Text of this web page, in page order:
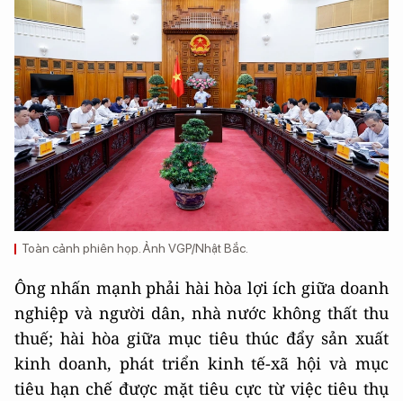
Toàn cảnh phiên họp. Ảnh VGP/Nhật Bắc.
Ông nhấn mạnh phải hài hòa lợi ích giữa doanh
nghiệp và người dân, nhà nước không thất thu
thuế; hài hòa giữa mục tiêu thúc đẩy sản xuất
kinh doanh, phát triển kinh tế-xã hội và mục
tiêu hạn chế được mặt tiêu cực từ việc tiêu thụ